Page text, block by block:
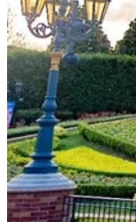
hope that we never
a mouse.」正因如
迪士尼樂園嘅正門
嘅花圃以米奇老鼠